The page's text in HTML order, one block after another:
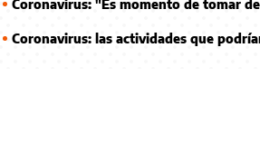
Coronavirus: "Es momento de tomar
Coronavirus: las actividades que